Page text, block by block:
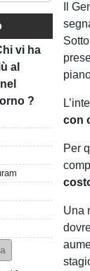
vi ha
al
?
Il
con
Per
Una